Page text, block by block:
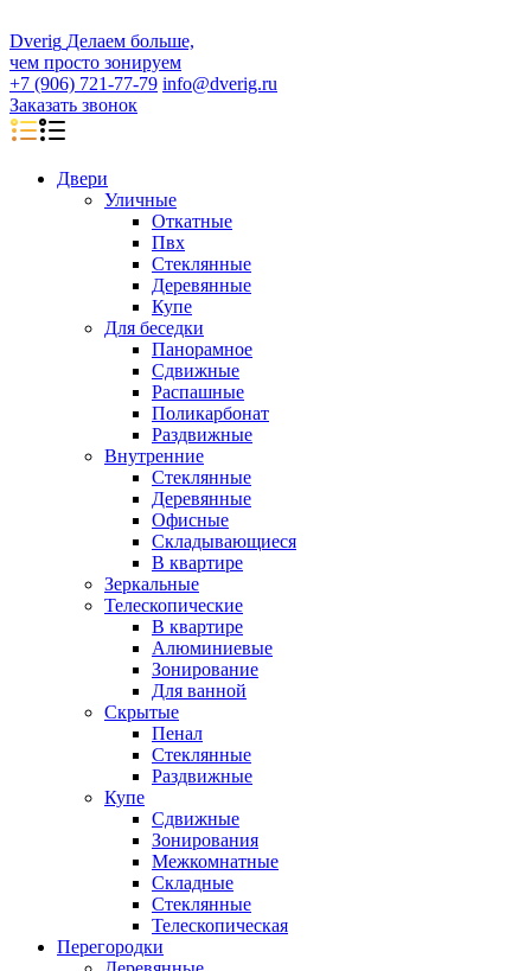
Dverig Делаем больше,
чем просто зонируем
+7 (906) 721-77-79 info@dverig.ru
Заказать звонок
Двери
Уличные
Откатные
Пвх
Стеклянные
Деревянные
Купе
Для беседки
Панорамное
Сдвижные
Распашные
Поликарбонат
Раздвижные
Внутренние
Стеклянные
Деревянные
Офисные
Складывающиеся
В квартире
Зеркальные
Телескопические
В квартире
Алюминиевые
Зонирование
Для ванной
Скрытые
Пенал
Стеклянные
Раздвижные
Купе
Сдвижные
Зонирования
Межкомнатные
Складные
Стеклянные
Телескопическая
Перегородки